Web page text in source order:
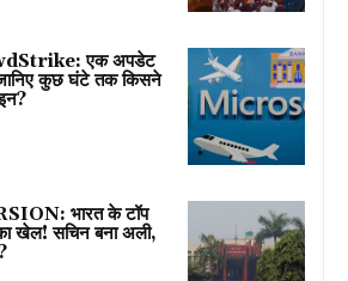
एक अपडेट
कुछ घंटे तक किसने
भारत के टॉप
का खेल! सचिन बना अली,